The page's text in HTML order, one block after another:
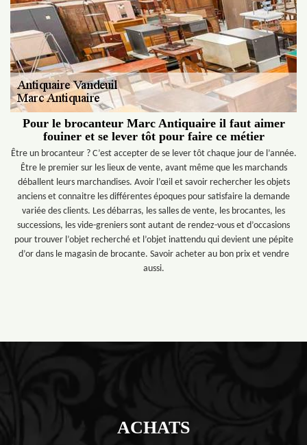
Pour le brocanteur Marc Antiquaire il faut aimer
fouiner et se lever tôt pour faire ce métier
Être un brocanteur ? C’est accepter de se lever tôt chaque jour de l’année.
Être le premier sur les lieux de vente, avant même que les marchands
déballent leurs marchandises. Avoir l’œil et savoir rechercher les objets
anciens et connaitre les différentes époques pour satisfaire la demande
variée des clients. Les débarras, les salles de vente, les brocantes, les
successions, les vide-greniers sont autant de rendez-vous et d’occasions
pour trouver l’objet recherché et l’objet inattendu qui devient une pépite
d’or dans le magasin de brocante. Savoir acheter au bon prix et vendre
aussi.
ACHATS